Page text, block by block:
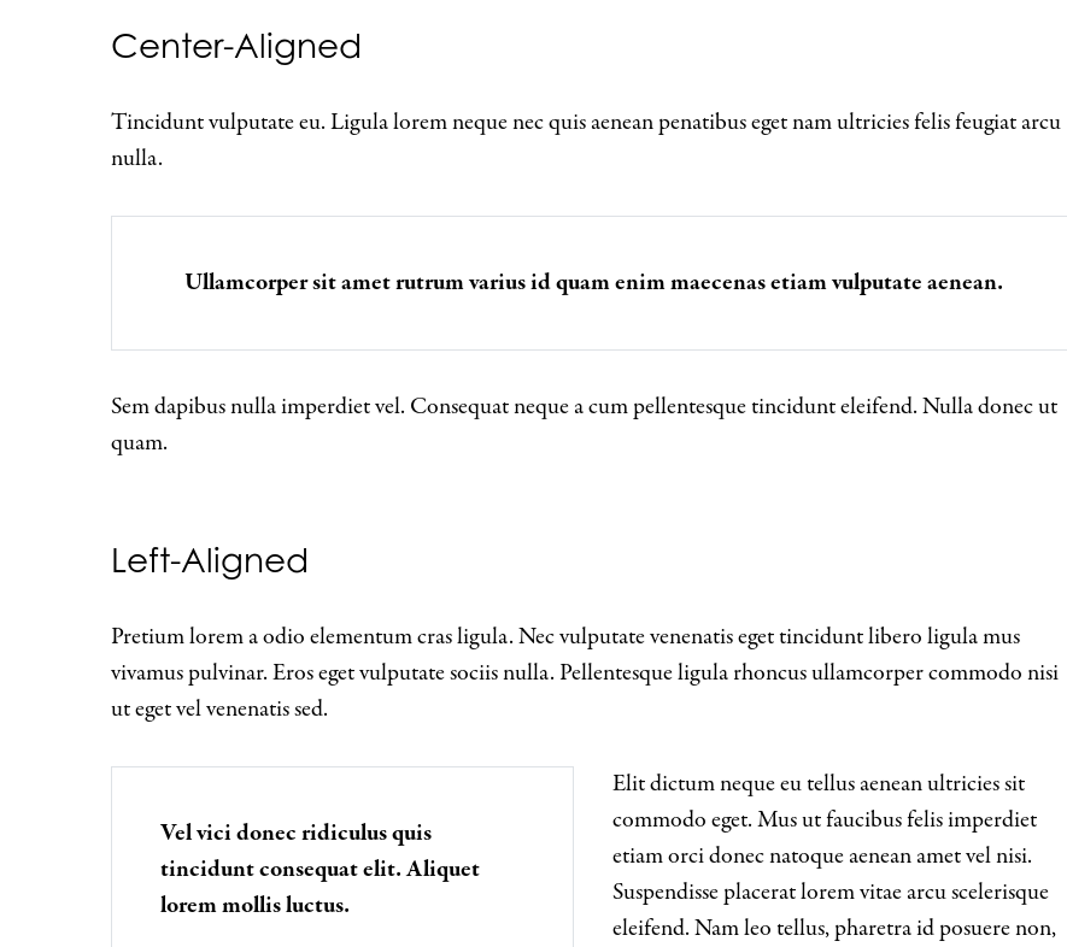
Center-Aligned
Tincidunt vulputate eu. Ligula lorem neque nec quis aenean penatibus eget nam ultricies felis feugiat arcu
nulla.
Ullamcorper sit amet rutrum varius id quam enim maecenas etiam vulputate aenean.
Sem dapibus nulla imperdiet vel. Consequat neque a cum pellentesque tincidunt eleifend. Nulla donec ut
quam.
Left-Aligned
Pretium lorem a odio elementum cras ligula. Nec vulputate venenatis eget tincidunt libero ligula mus
vivamus pulvinar. Eros eget vulputate sociis nulla. Pellentesque ligula rhoncus ullamcorper commodo nisi
ut eget vel venenatis sed.
Vel vici donec ridiculus quis
tincidunt consequat elit. Aliquet
lorem mollis luctus.
Elit dictum neque eu tellus aenean ultricies sit
commodo eget. Mus ut faucibus felis imperdiet
etiam orci donec natoque aenean amet vel nisi.
Suspendisse placerat lorem vitae arcu scelerisque
eleifend. Nam leo tellus, pharetra id posuere non,